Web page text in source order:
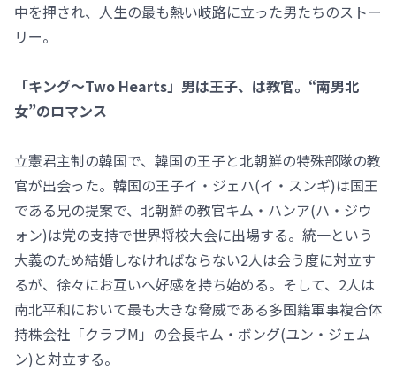
中を押され、人生の最も熱い岐路に立った男たちのストー
リー。
「キング～Two Hearts」男は王子、は教官。“南男北
女”のロマンス
立憲君主制の韓国で、韓国の王子と北朝鮮の特殊部隊の教
官が出会った。韓国の王子イ・ジェハ(イ・スンギ)は国王
である兄の提案で、北朝鮮の教官キム・ハンア(ハ・ジウ
ォン)は党の支持で世界将校大会に出場する。統一という
大義のため結婚しなければならない2人は会う度に対立す
るが、徐々にお互いへ好感を持ち始める。そして、2人は
南北平和において最も大きな脅威である多国籍軍事複合体
持株会社「クラブM」の会長キム・ボング(ユン・ジェム
ン)と対立する。